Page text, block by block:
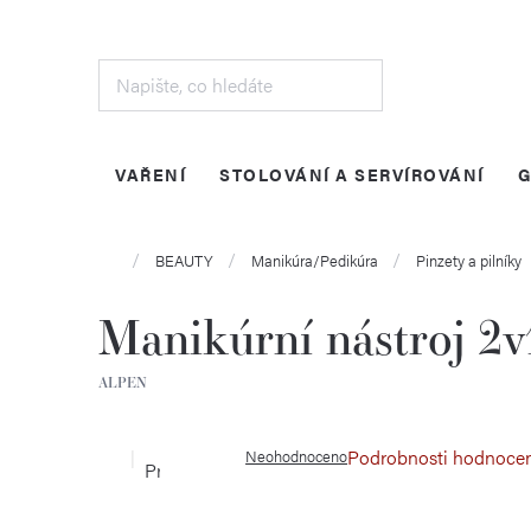
VAŘENÍ STOLOVÁNÍ A SERVÍROVÁNÍ
Domů BEAUTY Manikúra/Pedikúra Pinzety a pilníky
Manikúrní nástroj
ALPEN
Průměrné
hodnocení
NeohodnocenoPodrobnosti